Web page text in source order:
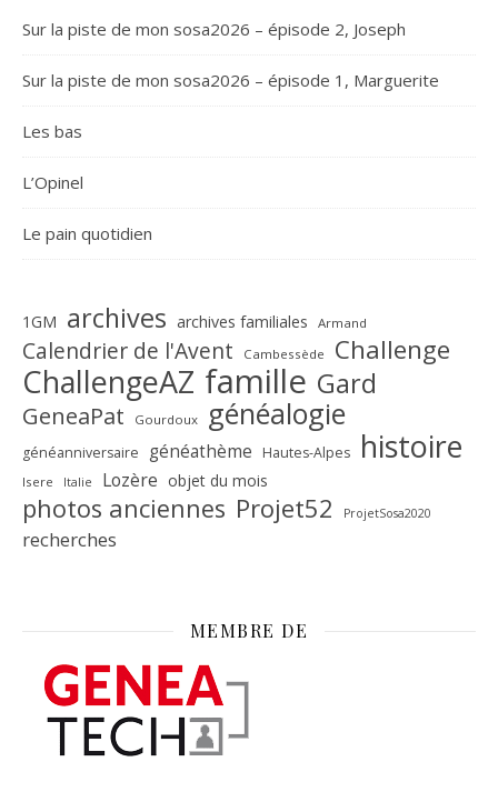
Sur la piste de mon sosa2026 – épisode 2, Joseph
Sur la piste de mon sosa2026 – épisode 1, Marguerite
Les bas
L’Opinel
Le pain quotidien
1GM archives archives familiales Armand
Calendrier de l'Avent Cambessède Challenge
ChallengeAZ famille Gard
GeneaPat Gourdoux généalogie
généanniversaire généathème Hautes-Alpes histoire
Isere Italie Lozère objet du mois
photos anciennes Projet52 ProjetSosa2020
recherches
MEMBRE DE